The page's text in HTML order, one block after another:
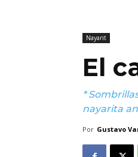
Nayarit
El
*
nayarita
Por Gustavo